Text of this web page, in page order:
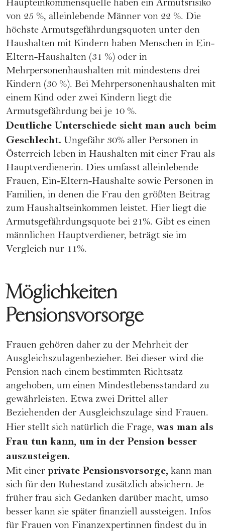
Haupteinkommensquelle haben ein Armutsrisiko
von 25 %, alleinlebende Männer von 22 %. Die
höchste Armutsgefährdungsquoten unter den
Haushalten mit Kindern haben Menschen in Ein-
Eltern-Haushalten (31 %) oder in
Mehrpersonenhaushalten mit mindestens drei
Kindern (30 %). Bei Mehrpersonenhaushalten mit
einem Kind oder zwei Kindern liegt die
Armutsgefährdung bei je 10 %.
Deutliche Unterschiede sieht man auch beim
Geschlecht. Ungefähr 30% aller Personen in
Österreich leben in Haushalten mit einer Frau als
Hauptverdienerin. Dies umfasst alleinlebende
Frauen, Ein-Eltern-Haushalte sowie Personen in
Familien, in denen die Frau den größten Beitrag
zum Haushaltseinkommen leistet. Hier liegt die
Armutsgefährdungsquote bei 21%. Gibt es einen
männlichen Hauptverdiener, beträgt sie im
Vergleich nur 11%.
Möglichkeiten
Pensionsvorsorge
Frauen gehören daher zu der Mehrheit der
Ausgleichszulagenbezieher. Bei dieser wird die
Pension nach einem bestimmten Richtsatz
angehoben, um einen Mindestlebensstandard zu
gewährleisten. Etwa zwei Drittel aller
Beziehenden der Ausgleichszulage sind Frauen.
Hier stellt sich natürlich die Frage, was man als
Frau tun kann, um in der Pension besser
auszusteigen.
Mit einer private Pensionsvorsorge, kann man
sich für den Ruhestand zusätzlich absichern. Je
früher frau sich Gedanken darüber macht, umso
besser kann sie später finanziell aussteigen. Infos
für Frauen von Finanzexpertinnen findest du in